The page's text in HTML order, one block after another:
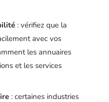
: vérifiez que la
avec vos
les annuaires
et les services
: certaines industries